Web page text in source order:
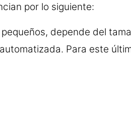
por lo siguiente:
depende del
Para este